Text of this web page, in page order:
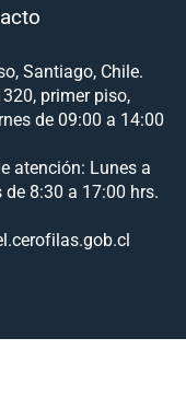
Santiago, Chile.
primer piso,
de 09:00 a 14:00
atención: Lunes a
8:30 a 17:00 hrs.